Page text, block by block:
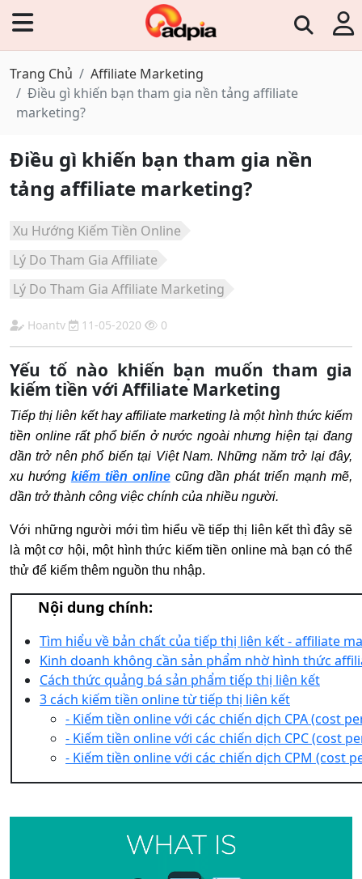
Trang Chủ
Affiliate Marketing
Điều gì khiến bạn tham gia nền tảng affiliate
marketing?
Điều gì khiến bạn tham gia nền
tảng affiliate marketing?
Xu Hướng Kiếm Tiền Online
Lý Do Tham Gia Affiliate
Lý Do Tham Gia Affiliate Marketing
Hoantv 11-05-2020 0
Yếu tố nào khiến bạn muốn tham gia
kiếm tiền với Affiliate Marketing
Tiếp thị liên kết hay affiliate marketing là một hình thức kiếm
tiền online rất phổ biến ở nước ngoài nhưng hiện tại đang
dần trở nên phổ biến tại Việt Nam. Những năm trở lại đây,
xu hướng kiếm tiền onlinecũng dần phát triển mạnh mẽ,
dần trở thành công việc chính của nhiều người.
Với những người mới tìm hiểu về tiếp thị liên kết thì đây sẽ
là một cơ hội, một hình thức kiếm tiền online mà bạn có thể
thử để kiếm thêm nguồn thu nhập.
Nội dung chính:
Tìm hiểu về bản chất của tiếp thị liên kết - affiliate
Kinh doanh không cần sản phẩm nhờ hình thức
Cách thức quảng bá sản phẩm tiếp thị liên kết
3 cách kiếm tiền online từ tiếp thị liên kết
- Kiếm tiền online với các chiến dịch CPA (cost
- Kiếm tiền online với các chiến dịch CPC (cost
- Kiếm tiền online với các chiến dịch CPM (cost